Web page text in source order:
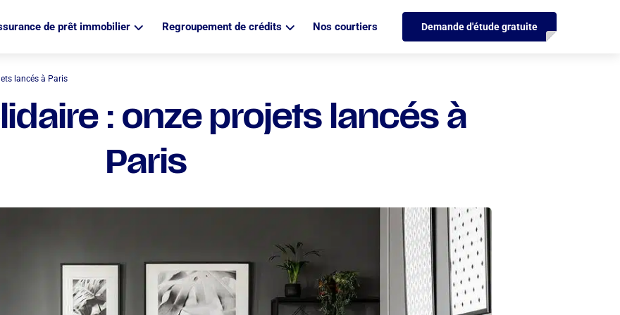
de prêt immobilier Regroupement de crédits Nos courtiers Demande d'étude gratuite
lancés à Paris
: onze projets lancés à
Paris